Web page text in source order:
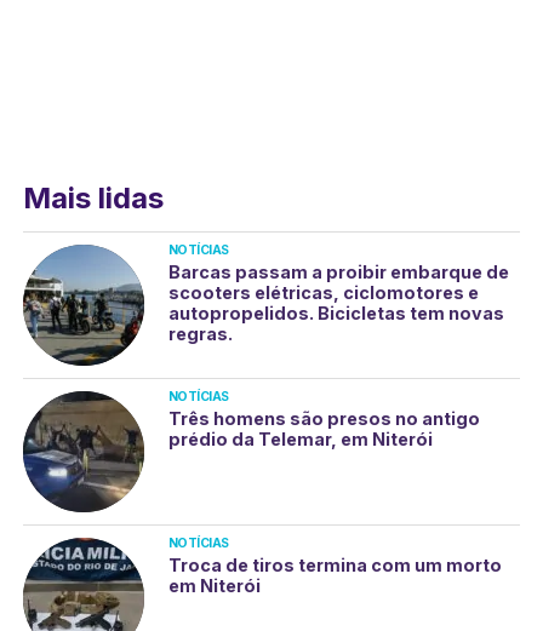
Mais lidas
NOTÍCIAS
Barcas passam a proibir embarque de
scooters elétricas, ciclomotores e
autopropelidos. Bicicletas tem novas
regras.
NOTÍCIAS
Três homens são presos no antigo
prédio da Telemar, em Niterói
NOTÍCIAS
Troca de tiros termina com um morto
em Niterói